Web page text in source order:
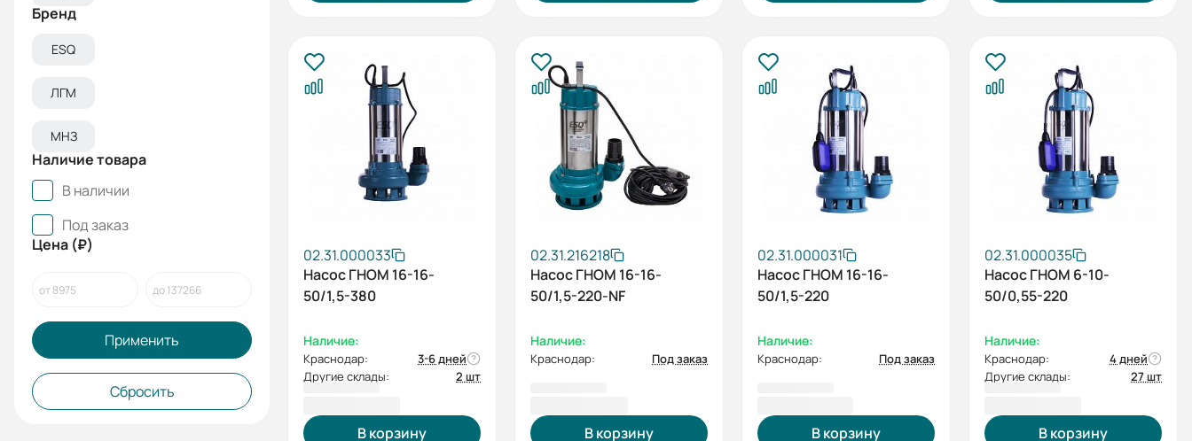
Бренд
ESQ
ЛГМ
МНЗ
Наличие товара
В наличии
Под заказ
Цена (₽)
Применить
Сбросить
02.31.000033
Насос ГНОМ 16-16-
50/1,5-380
Наличие:
Краснодар:
3-6 дней
Другие склады:
2 шт
В корзину
02.31.216218
Насос ГНОМ 16-16-
50/1,5-220-NF
Наличие:
Краснодар: Под заказ
В корзину
02.31.000031
Насос ГНОМ 16-16-
50/1,5-220
Наличие:
Краснодар: Под заказ
В корзину
02.31.000035
Насос ГНОМ 6-10-
50/0,55-220
Наличие:
Краснодар:
4 дней
Другие склады:
27 шт
В корзину